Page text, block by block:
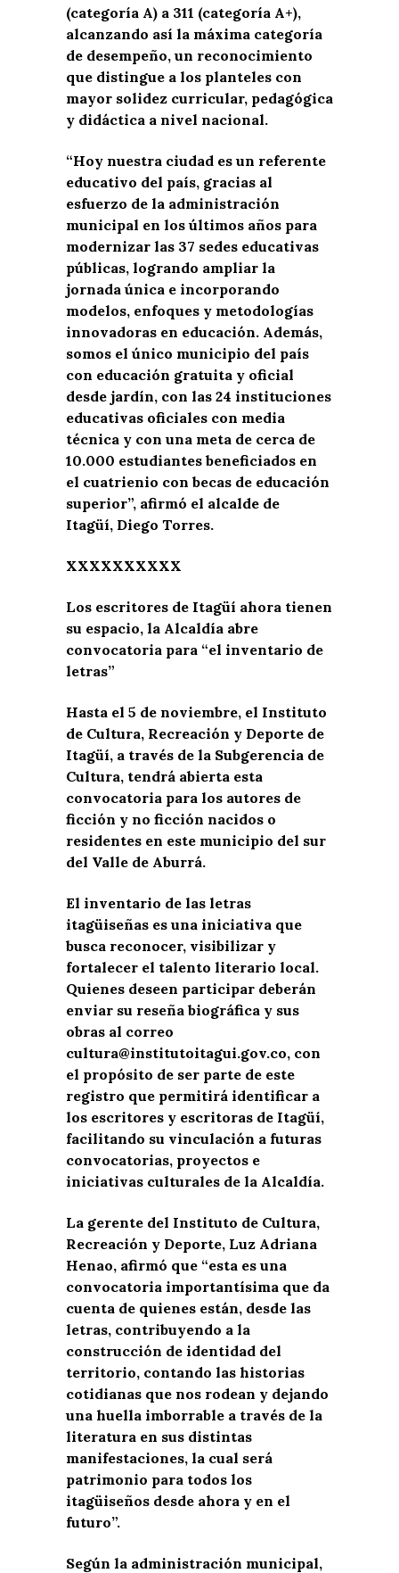
(categoría A) a 311 (categoría A+),
alcanzando así la máxima categoría
de desempeño, un reconocimiento
que distingue a los planteles con
mayor solidez curricular, pedagógica
y didáctica a nivel nacional.
“Hoy nuestra ciudad es un referente
educativo del país, gracias al
esfuerzo de la administración
municipal en los últimos años para
modernizar las 37 sedes educativas
públicas, logrando ampliar la
jornada única e incorporando
modelos, enfoques y metodologías
innovadoras en educación. Además,
somos el único municipio del país
con educación gratuita y oficial
desde jardín, con las 24 instituciones
educativas oficiales con media
técnica y con una meta de cerca de
10.000 estudiantes beneficiados en
el cuatrienio con becas de educación
superior”, afirmó el alcalde de
Itagüí, Diego Torres.
XXXXXXXXXX
Los escritores de Itagüí ahora tienen
su espacio, la Alcaldía abre
convocatoria para “el inventario de
letras”
Hasta el 5 de noviembre, el Instituto
de Cultura, Recreación y Deporte de
Itagüí, a través de la Subgerencia de
Cultura, tendrá abierta esta
convocatoria para los autores de
ficción y no ficción nacidos o
residentes en este municipio del sur
del Valle de Aburrá.
El inventario de las letras
itagüiseñas es una iniciativa que
busca reconocer, visibilizar y
fortalecer el talento literario local.
Quienes deseen participar deberán
enviar su reseña biográfica y sus
obras al correo
cultura@institutoitagui.gov.co, con
el propósito de ser parte de este
registro que permitirá identificar a
los escritores y escritoras de Itagüí,
facilitando su vinculación a futuras
convocatorias, proyectos e
iniciativas culturales de la Alcaldía.
La gerente del Instituto de Cultura,
Recreación y Deporte, Luz Adriana
Henao, afirmó que “esta es una
convocatoria importantísima que da
cuenta de quienes están, desde las
letras, contribuyendo a la
construcción de identidad del
territorio, contando las historias
cotidianas que nos rodean y dejando
una huella imborrable a través de la
literatura en sus distintas
manifestaciones, la cual será
patrimonio para todos los
itagüiseños desde ahora y en el
futuro”.
Según la administración municipal,